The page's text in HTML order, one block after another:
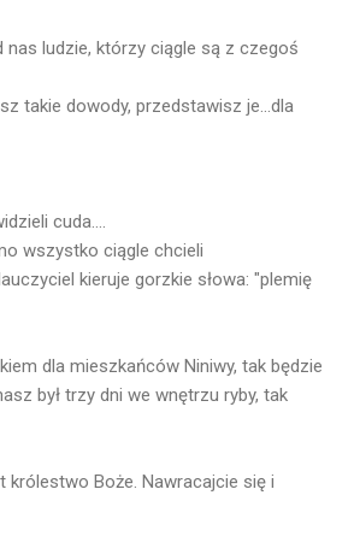
ludzie, którzy ciągle są z czegoś
takie dowody, przedstawisz je...dla
cuda....
wszystko ciągle chcieli
kieruje gorzkie słowa: "plemię
dla mieszkańców Niniwy, tak będzie
był trzy dni we wnętrzu ryby, tak
królestwo Boże. Nawracajcie się i